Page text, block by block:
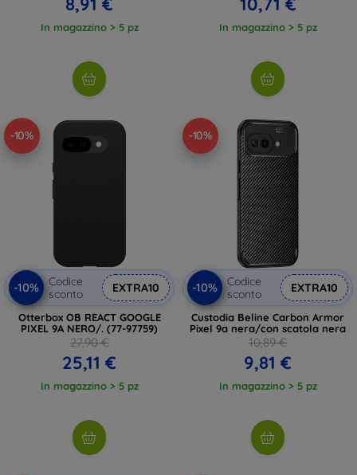
In magazzino > 5 pz In magazzino > 5 pz
-10%
-10%
Codice
sconto
EXTRA10
Otterbox OB REACT GOOGLE
PIXEL 9A NERO/. (77-97759)
27,90 €
25,11 €
In magazzino > 5 pz
-10%
-10%
Codice
sconto
EXTRA10
Custodia Beline Carbon Armor
Pixel 9a nera/con scatola nera
10,89 €
9,81 €
In magazzino > 5 pz